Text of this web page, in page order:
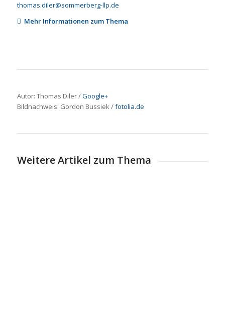
thomas.diler@sommerberg-llp.de
Mehr Informationen zum Thema
Autor: Thomas Diler /Google+
Bildnachweis: Gordon Bussiek/fotolia.de
Weitere Artikel zum Thema